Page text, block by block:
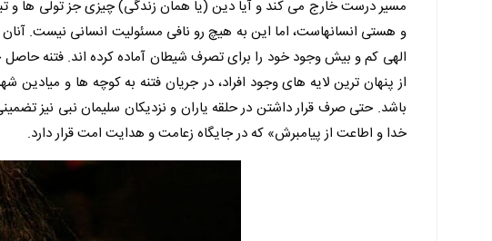
مسیر درست خارج می کند و آیا دین (یا همان زندگی) چیزی جز تولی ها و
و هستی انسانهاست، اما این به هیچ رو نافی مسئولیت انسانی نیست.
الهی کم و بیش وجود خود را برای تصرف شیطان آماده کرده اند. فتنه
از پنهان ترین لایه های وجود افراد، در جریان فتنه به کوچه ها و
باشد. حتی صرف قرار داشتن در حلقه یاران و نزدیکان سلیمان نبی نیز
خدا و اطاعت از پیامبرش» که در جایگاه زعامت و هدایت امت قرار دارد.